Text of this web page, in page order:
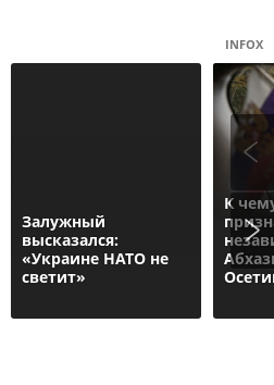
INFOX
Залужный
высказался:
«Украине НАТО не
светит»
К